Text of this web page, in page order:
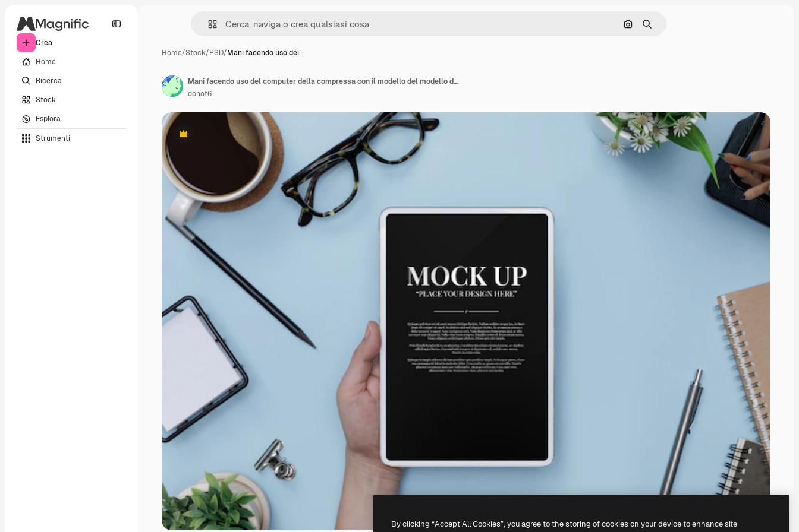
Crea
Home
Ricerca
Stock
Esplora
Strumenti
Cerca per immagine
Ricerca
Home/Stock/PSD/Mani facendo uso del…
Premium
Mani facendo uso del computer della compressa con il modello del modello dello spazio della copia sul topview blu dello scrittorio
donot6
By clicking “Accept All Cookies”, you agree to the storing of cookies on your device to enhance site